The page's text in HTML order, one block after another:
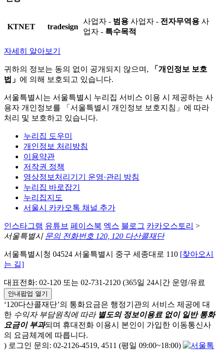
KTNET tradesign
사업자 - 범용 사업자 - 전자무역용 사
업자 - 특수목적
자세히 알아보기
귀하의 정보는 동의 없이 공개되지 않으며,
「개인정보 보호
법」 에 의해 보호되고 있습니다.
서울특별시는 서울특별시 누리집 서비스 이용 시 제공하는 사
용자 개인정보를 「서울특별시 개인정보 보호지침」에 따라
처리 및 보호하고 있습니다.
누리집 도우미
개인정보 처리방침
이용약관
저작권 정책
영상정보처리기기 운영·관리 방침
누리집 바로잡기
누리집지도
서울시 카카오톡 채널 추가
인스타그램 유튜브 페이스북 엑스 블로그 카카오스토리 >
서울특별시 문의 전화번호 120, 120 다산콜재단
서울특별시청 04524 서울특별시 중구 세종대로 110 [찾아오시
는 길]
대표전화: 02-120 또는 02-731-2120 (365일 24시간 운영/유료
안내팝업 열기
‘120다산콜재단’의 통화요금은 행정기관의 서비스 제공에 대
한 수익자 부담원칙에 따라 별도의 정보이용료 없이 일반 통화
요금이 부과되며 휴대전화 이용시 본인이 가입한 이동통신사
의 요금체계에 따릅니다.
) 로그인 문의: 02-2126-4519, 4511 (평일 09:00~18:00)